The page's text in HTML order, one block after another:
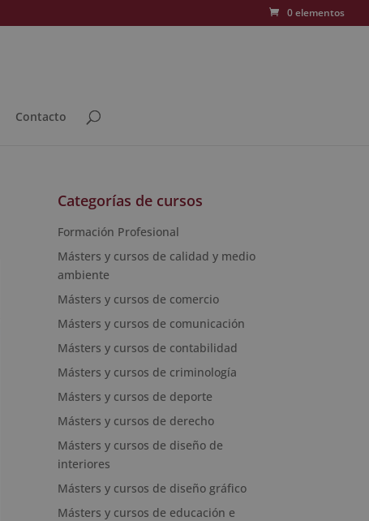
0 elementos
Contacto
Categorías de cursos
Formación Profesional
Másters y cursos de calidad y medio
ambiente
Másters y cursos de comercio
Másters y cursos de comunicación
Másters y cursos de contabilidad
Másters y cursos de criminología
Másters y cursos de deporte
Másters y cursos de derecho
Másters y cursos de diseño de
interiores
Másters y cursos de diseño gráfico
Másters y cursos de educación e